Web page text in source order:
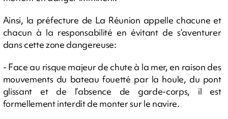
Ainsi, la préfecture de La Réunion appelle chacune et
chacun à la responsabilité en évitant de s’aventurer
dans cette zone dangereuse:
- Face au risque majeur de chute à la mer, en raison des
mouvements du bateau fouetté par la houle, du pont
glissant et de l’absence de garde-corps, il est
formellement interdit de monter sur le navire.